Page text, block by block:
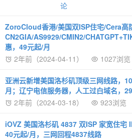
论
ZoroCloud香港/美国双ISP住宅/Cera高
CN2GIA/AS9929/CMIN2/
惠，49元起/月
2年前（2024-04-11）
1027浏览
亚洲云新增美国洛杉矶顶级三网线路，
月；辽宁电信服务器，人工过白域名，
2年前（2024-03-18）
923浏览
iOVZ 美国洛杉矶 4837 双ISP 家宽住宅
40元起/月，三网回程4837线路